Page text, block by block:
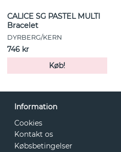
CALICE SG PASTEL MULTI
Bracelet
DYRBERG/KERN
746 kr
Køb!
Information
Cookies
Kontakt os
Købsbetingelser